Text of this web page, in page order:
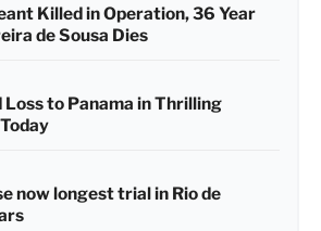
Killed in Operation, 36 Year
de Sousa Dies
to Panama in Thrilling
now longest trial in Rio de